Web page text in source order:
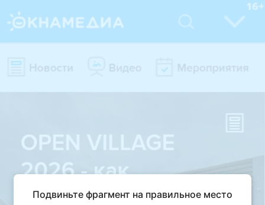
Подвиньте фрагмент на правильное место